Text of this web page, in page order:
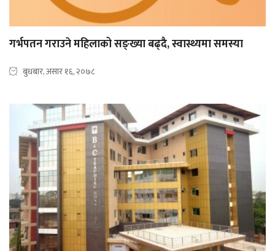
गर्भपतन गराउने महिलाको सङ्ख्या बढ्दै, स्वास्थ्यमा समस्या
बुधबार, असार १६, २०७८